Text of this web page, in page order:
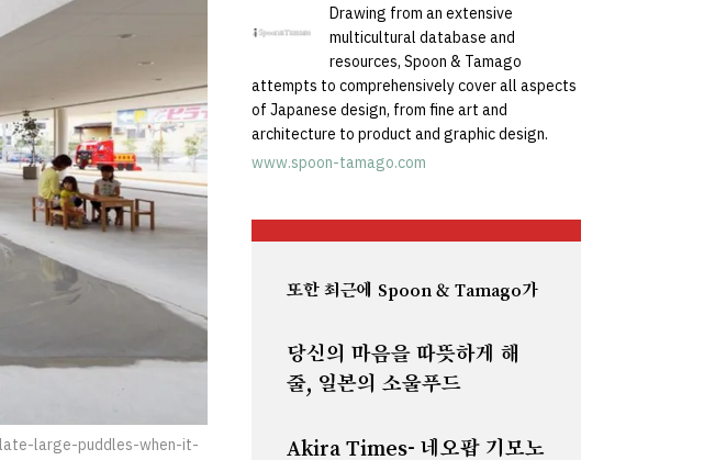
large-puddles-when-it-
Drawing from an extensive
multicultural database and
resources, Spoon & Tamago
attempts to comprehensively cover all aspects
of Japanese design, from fine art and
architecture to product and graphic design.
www.spoon-tamago.com
또한 최근에 Spoon & Tamago가
당신의 마음을 따뜻하게 해
줄, 일본의 소울푸드
Akira Times- 네오팝 기모노